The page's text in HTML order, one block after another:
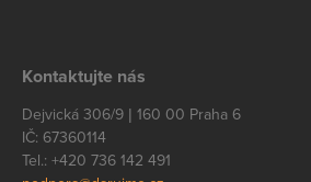
Kontaktujte nás
Dejvická 306/9 | 160 00 Praha 6
IČ: 67360114
Tel.: +420 736 142 491